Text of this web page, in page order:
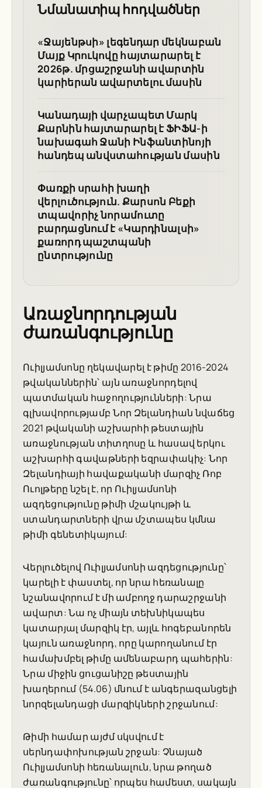
Նմանատիպ հոդվածներ
«Ջայենթսի» լեգենդար մեկնաբան
Մայք Կրուկովը հայտարարել է
2026թ. մրցաշրջանի ավարտին
կարիերան ավարտելու մասին
Կանադայի վարչապետ Մարկ
Քարնին հայտարարել է ՖԻՖԱ-ի
նախագահ Ջանի Ինֆանտինոյի
հանդեպ անվստահության մասին
Փառքի սրահի խաղի
վերլուծություն. Քարսոն Բեքի
տպավորիչ նորամուտը
բարդացնում է «Կարդինալսի»
քառորդ պաշտպանի
ընտրությունը
Առաջնորդության
ժառանգությունը
Ուիլյամսոնը ղեկավարել է թիմը 2016-2024
թվականներին՝ այն առաջնորդելով
պատմական հաջողությունների: Նրա
գլխավորությամբ Նոր Զելանդիան նվաճեց
2021 թվականի աշխարհի թեստային
առաջնության տիտղոսը և հասավ երկու
աշխարհի գավաթների եզրափակիչ: Նոր
Զելանդիայի հավաքականի մարզիչ Ռոբ
Ուոլթերը նշել է, որ Ուիլյամսոնի
ազդեցությունը թիմի մշակույթի և
ստանդարտների վրա մշտապես կմնա
թիմի գենետիկայում:
Վերլուծելով Ուիլյամսոնի ազդեցությունը՝
կարելի է փաստել, որ նրա հեռանալը
նշանավորում է մի ամբողջ դարաշրջանի
ավարտ: Նա ոչ միայն տեխնիկապես
կատարյալ մարզիկ էր, այլև հոգեբանորեն
կայուն առաջնորդ, որը կարողանում էր
համախմբել թիմը ամենաբարդ պահերին:
Նրա միջին ցուցանիշը թեստային
խաղերում (54.06) մնում է անգերազանցելի
նորզելանդացի մարզիկների շրջանում:
Թիմի համար այժմ սկսվում է
սերնդափոխության շրջան: Չնայած
Ուիլյամսոնի հեռանալուն, նրա թողած
ժառանգությունը՝ որպես համեստ, սակայն